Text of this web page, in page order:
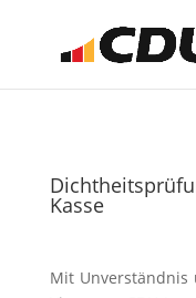
Kasse
Mit